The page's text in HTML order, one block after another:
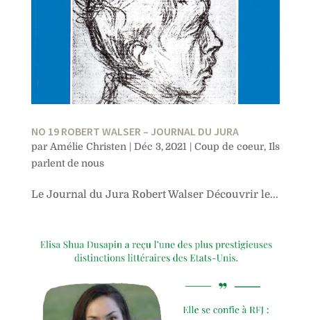
NO 19 ROBERT WALSER – JOURNAL DU JURA
par Amélie Christen | Déc 3, 2021 |Coup de coeur,Ils
parlent de nous
Le Journal du Jura Robert Walser Découvrir le...